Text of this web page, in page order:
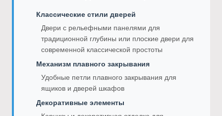
Классические стили дверей
Двери с рельефными панелями для
традиционной глубины или плоские двери для
современной классической простоты
Механизм плавного закрывания
Удобные петли плавного закрывания для
ящиков и дверей шкафов
Декоративные элементы